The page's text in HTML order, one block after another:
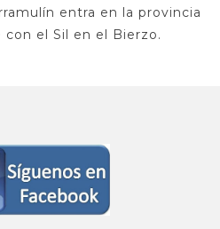
entra en la provincia
el Sil en el Bierzo.